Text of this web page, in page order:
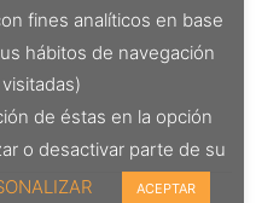
fines analíticos en base
hábitos de navegación
de éstas en la opción
o desactivar parte de su
ACEPTAR